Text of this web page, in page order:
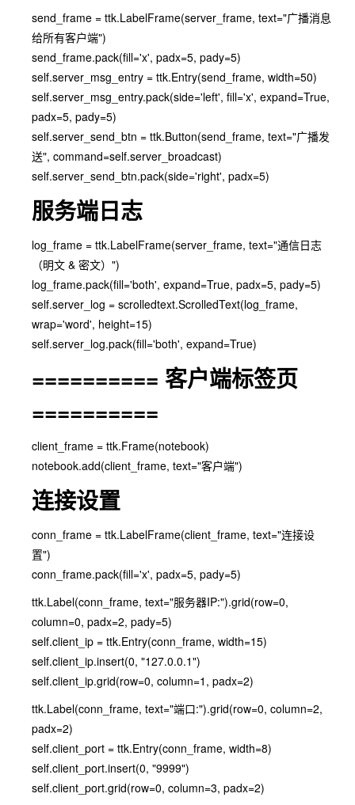
send_frame = ttk.LabelFrame(server_frame, text="广播消息
给所有客户端")
send_frame.pack(fill='x', padx=5, pady=5)
self.server_msg_entry = ttk.Entry(send_frame, width=50)
self.server_msg_entry.pack(side='left', fill='x', expand=True,
padx=5, pady=5)
self.server_send_btn = ttk.Button(send_frame, text="广播发
送", command=self.server_broadcast)
self.server_send_btn.pack(side='right', padx=5)
服务端日志
log_frame = ttk.LabelFrame(server_frame, text="通信日志
（明文 & 密文）")
log_frame.pack(fill='both', expand=True, padx=5, pady=5)
self.server_log = scrolledtext.ScrolledText(log_frame,
wrap='word', height=15)
self.server_log.pack(fill='both', expand=True)
========== 客户端标签页
==========
client_frame = ttk.Frame(notebook)
notebook.add(client_frame, text="客户端")
连接设置
conn_frame = ttk.LabelFrame(client_frame, text="连接设
置")
conn_frame.pack(fill='x', padx=5, pady=5)
ttk.Label(conn_frame, text="服务器IP:").grid(row=0,
column=0, padx=2, pady=5)
self.client_ip = ttk.Entry(conn_frame, width=15)
self.client_ip.insert(0, "127.0.0.1")
self.client_ip.grid(row=0, column=1, padx=2)
ttk.Label(conn_frame, text="端口:").grid(row=0, column=2,
padx=2)
self.client_port = ttk.Entry(conn_frame, width=8)
self.client_port.insert(0, "9999")
self.client_port.grid(row=0, column=3, padx=2)